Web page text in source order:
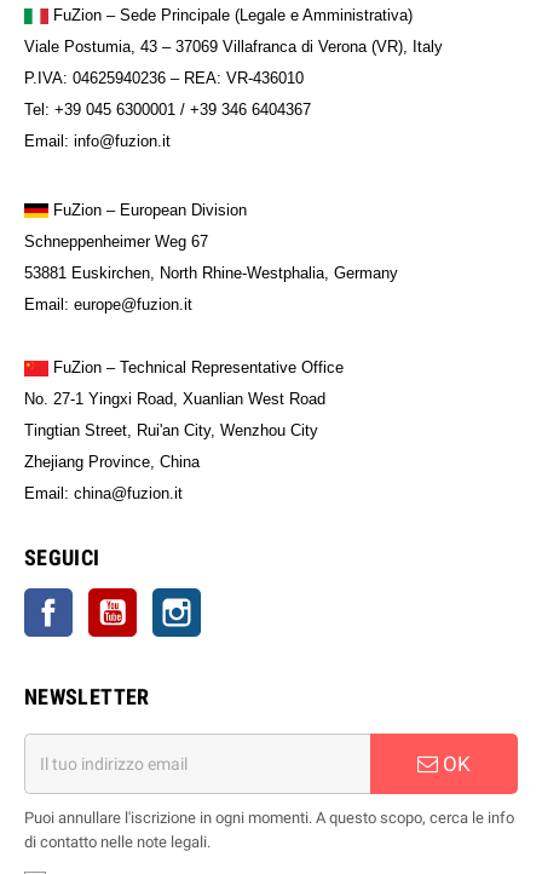
FuZion – Sede Principale (Legale e Amministrativa)
Viale Postumia, 43 – 37069 Villafranca di Verona (VR), Italy
P.IVA: 04625940236 – REA: VR-436010
Tel: +39 045 6300001 / +39 346 6404367
Email: info@fuzion.it
FuZion – European Division
Schneppenheimer Weg 67
53881 Euskirchen, North Rhine-Westphalia, Germany
Email: europe@fuzion.it
FuZion – Technical Representative Office
No. 27-1 Yingxi Road, Xuanlian West Road
Tingtian Street, Rui'an City, Wenzhou City
Zhejiang Province, China
Email: china@fuzion.it
SEGUICI
Facebook YouTube
NEWSLETTER
OK
Puoi annullare l'iscrizione in ogni momenti. A questo scopo, cerca le info
di contatto nelle note legali.